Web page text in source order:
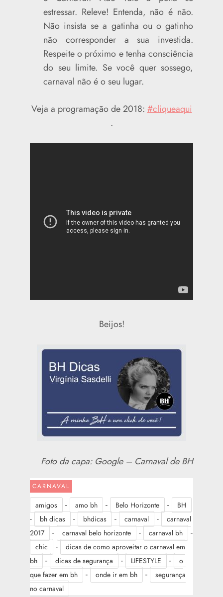
estressar. Releve! Entenda, não é não.
Não insista se a gatinha ou o gatinho
não corresponder a sua investida.
Respeite o próximo e tenha consciência
do seu limite. Se você quer sossego,
carnaval não é o seu lugar.
Veja a programação de 2018: #cliqueaqui
.
Beijos!
Foto da capa: Google – Carnaval de BH
CARNAVAL
amigos - amo bh - Belo Horizonte - BH
- bh dicas - bhdicas - carnaval -
carnaval
2017
- carnaval belo horizonte - carnaval bh -
chic -
dicas de como aproveitar o carnaval em
bh
- dicas de segurança - LIFESTYLE -
o
que fazer em bh
- onde ir em bh -
segurança
no carnaval